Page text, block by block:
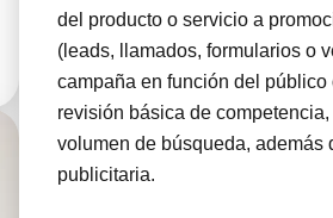
del producto o servicio a
(leads, llamados, formularios o
campaña en función del
revisión básica de
volumen de búsqueda, además
publicitaria.